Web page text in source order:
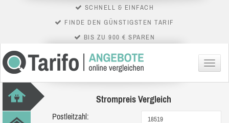
SCHNELL & EINFACH
FINDE DEN GÜNSTIGSTEN TARIF
BIS ZU 900 € SPAREN
Menü
Strompreis Vergleich
Postleitzahl: